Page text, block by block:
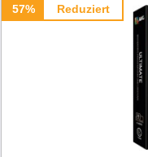
57% Reduziert